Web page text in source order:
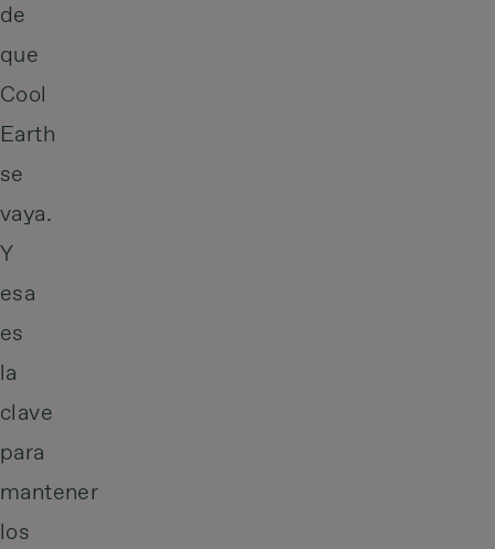
de
que
Cool
Earth
se
vaya.
Y
esa
es
la
clave
para
mantener
los